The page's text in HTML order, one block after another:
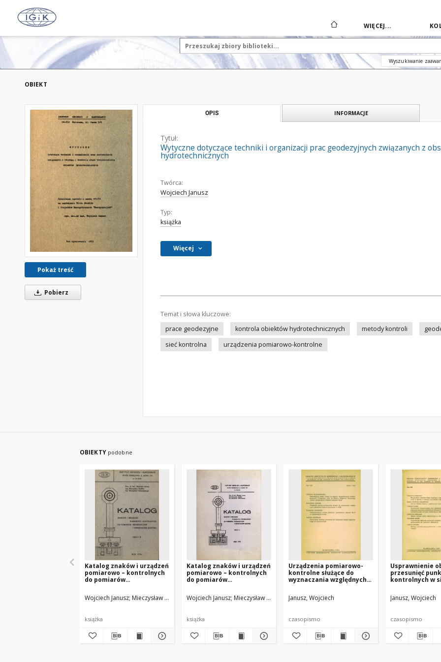
WIĘCEJ...
Wyszukiwanie
OBIEKT
Pokaż treść
Pobierz
OPIS INFORMACJE
Tytuł:
Wytyczne dotyczące techniki i organizacji prac geodezyjnych związanych z
hydrotechnicznych
Twórca:
Wojciech Janusz
Typ:
książka
Więcej
Temat i słowa kluczowe:
prace geodezyjne
kontrola obiektów hydrotechnicznych metody kontroli
sieć kontrolna
urządzenia pomiarowo-kontrolne
OBIEKTY podobne
Katalog znaków i urządzeń
pomiarowo – kontrolnych
do pomiarów
odkształceń budowli -
Zeszyt B
Wojciech Janusz Mieczysław Smółka Mieczysław Kołodziejczyk
książka
Katalog znaków i urządzeń
pomiarowo – kontrolnych
do pomiarów
odkształceń budowli -
Zeszyt A
Wojciech Janusz Mieczysław Smółka Mieczysław Kołodziejczyk
książka
Urządzenia pomiarowo-
kontrolne służące do
wyznaczania względnych
opracowane w IGiK
Janusz, Wojciech
czasopismo
Usprawnienie
przesunięć
kontrolnych w
pomiarów
Janusz, Wojciech
czasopismo